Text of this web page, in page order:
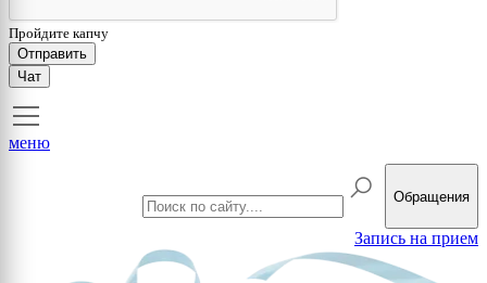
Пройдите капчу
Отправить
Чат
меню
Обращения
Запись на прием